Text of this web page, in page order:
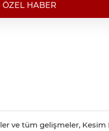
ÖZEL HABER
ve tüm gelişmeler, Kesim